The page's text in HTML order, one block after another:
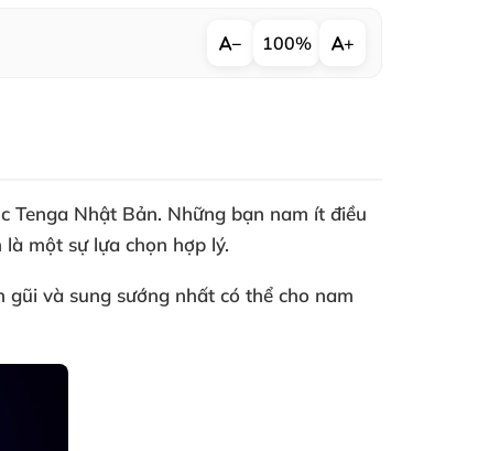
− 100% +
Tenga Nhật Bản. Những bạn nam ít điều
là một sự lựa chọn hợp lý.
gũi và sung sướng nhất có thể cho nam